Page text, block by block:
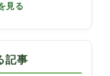
見る
記事